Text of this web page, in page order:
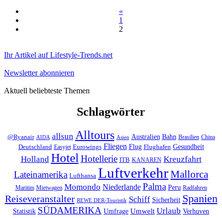
«
1
2
Ihr Artikel auf Lifestyle-Trends.net
Newsletter abonnieren
Aktuell beliebteste Themen
Schlagwörter
@Ryanair AIDA allsun Alltours Asien Australien Bahn Brasilien China
Deutschland Easyjet Eurowings Fliegen Flug Flughafen Gesundheit
Holland Hotel Hotellerie ITB KANAREN Kreuzfahrt
Lateinamerika Lufthansa LuftverkehrMallorca
Maritim Mietwagen Momondo Niederlande Palma Peru Radfahren
Reiseveranstalter REWE DER-Touristik Schiff Sicherheit Spanien
Statistik SÜDAMERIKA Umfrage Umwelt Urlaub Verhuven